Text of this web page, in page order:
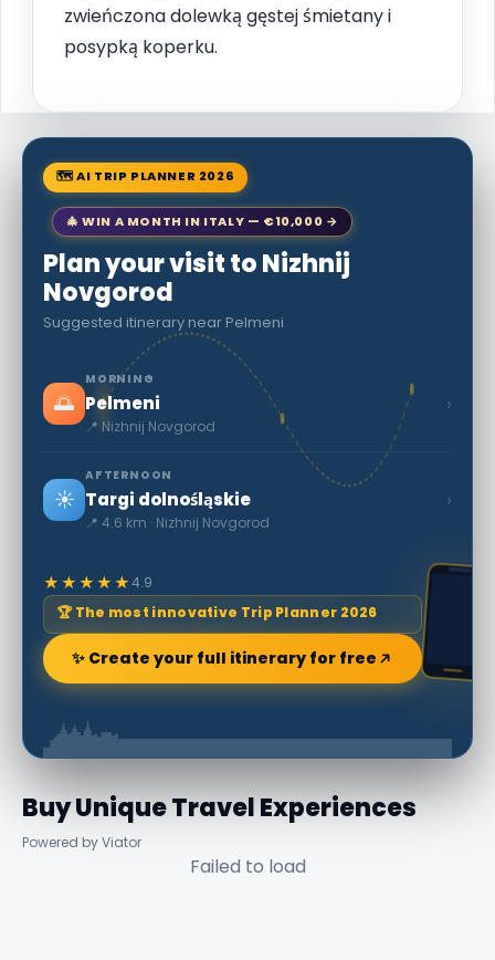
zwieńczona dolewką gęstej śmietany i
posypką koperku.
🗺 AI TRIP PLANNER 2026
🎄 WIN A MONTH IN ITALY — €10,000 →
Plan your visit to Nizhnij
Novgorod
Suggested itinerary near Pelmeni
🌅
MORNING
Pelmeni
📍 Nizhnij Novgorod
›
☀️
AFTERNOON
Targi dolnośląskie
📍 4.6 km · Nizhnij Novgorod
›
★★★★★4.9
🏆 The most innovative Trip Planner 2026
✨ Create your full itinerary for free
Buy Unique Travel Experiences
Powered by Viator
Failed to load